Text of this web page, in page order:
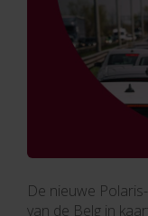
De nieuwe
van de Belg in